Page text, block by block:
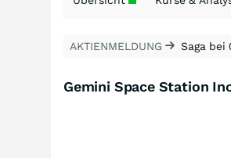
AKTIENMELDUNG Saga bei
Gemini Space Station